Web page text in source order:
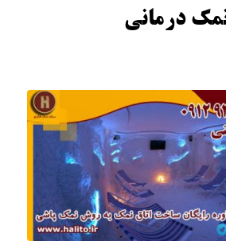
نمک درمانی